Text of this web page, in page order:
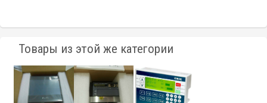
Товары из этой же категории